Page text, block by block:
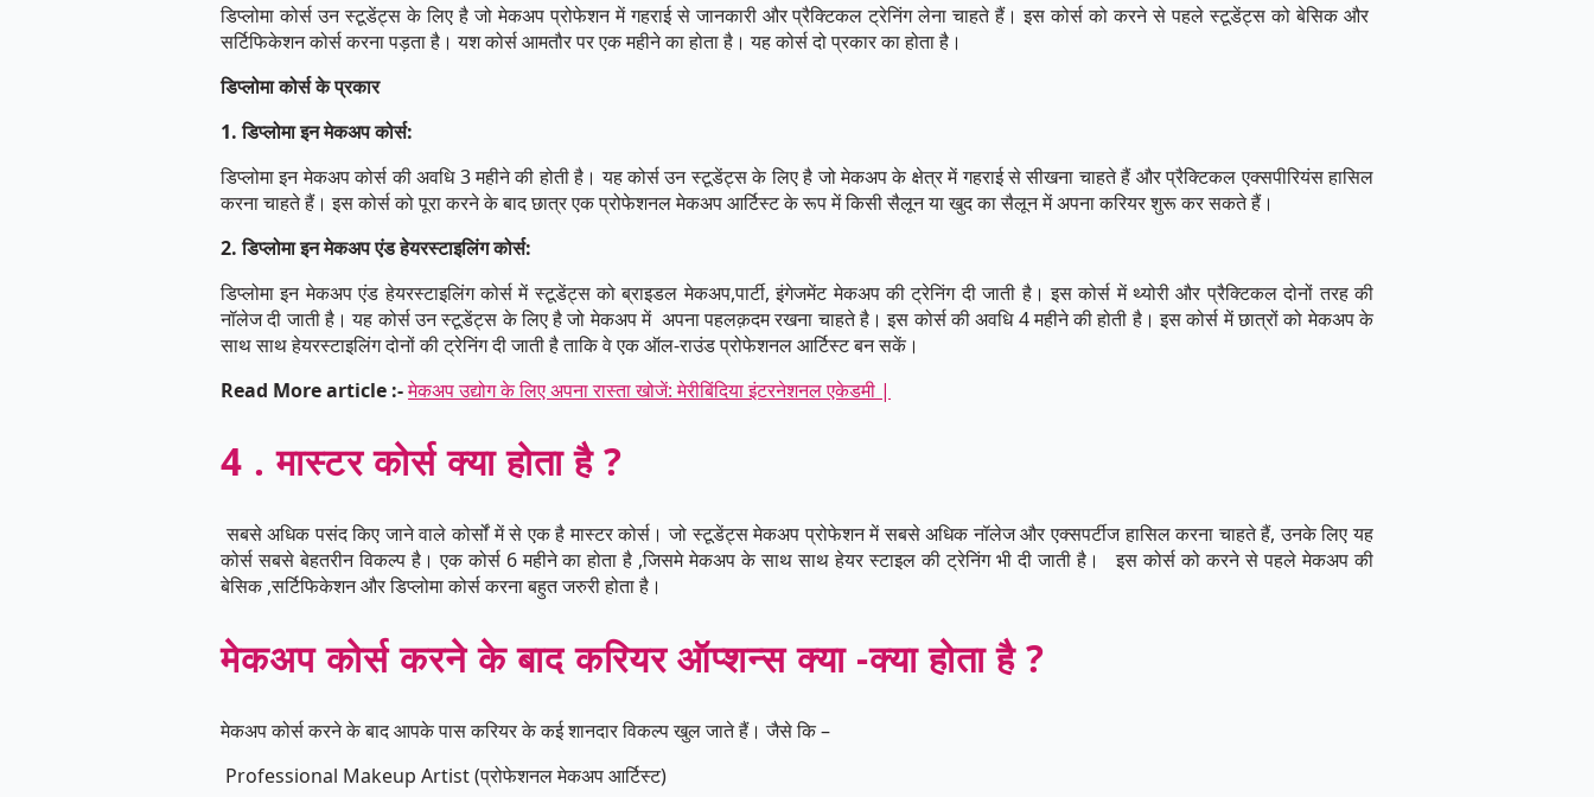
डिप्लोमा कोर्स उन स्टूडेंट्स के लिए है जो मेकअप प्रोफेशन में गहराई से जानकारी और प्रैक्टिकल ट्रेनिंग लेना चाहते हैं। इस कोर्स को करने से पहले स्टूडेंट्स को बेसिक और
सर्टिफिकेशन कोर्स करना पड़ता है। यश कोर्स आमतौर पर एक महीने का होता है। यह कोर्स दो प्रकार का होता है।
डिप्लोमा कोर्स के प्रकार
1. डिप्लोमा इन मेकअप कोर्स:
डिप्लोमा इन मेकअप कोर्स की अवधि 3 महीने की होती है। यह कोर्स उन स्टूडेंट्स के लिए है जो मेकअप के क्षेत्र में गहराई से सीखना चाहते हैं और प्रैक्टिकल एक्सपीरियंस हासिल
करना चाहते हैं। इस कोर्स को पूरा करने के बाद छात्र एक प्रोफेशनल मेकअप आर्टिस्ट के रूप में किसी सैलून या खुद का सैलून में अपना करियर शुरू कर सकते हैं।
2. डिप्लोमा इन मेकअप एंड हेयरस्टाइलिंग कोर्स:
डिप्लोमा इन मेकअप एंड हेयरस्टाइलिंग कोर्स में स्टूडेंट्स को ब्राइडल मेकअप,पार्टी, इंगेजमेंट मेकअप की ट्रेनिंग दी जाती है। इस कोर्स में थ्योरी और प्रैक्टिकल दोनों तरह की
नॉलेज दी जाती है। यह कोर्स उन स्टूडेंट्स के लिए है जो मेकअप में अपना पहलक़दम रखना चाहते है। इस कोर्स की अवधि 4 महीने की होती है। इस कोर्स में छात्रों को मेकअप के
साथ साथ हेयरस्टाइलिंग दोनों की ट्रेनिंग दी जाती है ताकि वे एक ऑल-राउंड प्रोफेशनल आर्टिस्ट बन सकें।
Read More article :-मेकअप उद्योग के लिए अपना रास्ता खोजें: मेरीबिंदिया इंटरनेशनल एकेडमी |
4 . मास्टर कोर्स क्या होता है ?
सबसे अधिक पसंद किए जाने वाले कोर्सों में से एक है मास्टर कोर्स। जो स्टूडेंट्स मेकअप प्रोफेशन में सबसे अधिक नॉलेज और एक्सपर्टीज हासिल करना चाहते हैं, उनके लिए यह
कोर्स सबसे बेहतरीन विकल्प है। एक कोर्स 6 महीने का होता है ,जिसमे मेकअप के साथ साथ हेयर स्टाइल की ट्रेनिंग भी दी जाती है। इस कोर्स को करने से पहले मेकअप की
बेसिक ,सर्टिफिकेशन और डिप्लोमा कोर्स करना बहुत जरुरी होता है।
मेकअप कोर्स करने के बाद करियर ऑप्शन्स क्या -क्या होता है ?
मेकअप कोर्स करने के बाद आपके पास करियर के कई शानदार विकल्प खुल जाते हैं। जैसे कि –
Professional Makeup Artist (प्रोफेशनल मेकअप आर्टिस्ट)